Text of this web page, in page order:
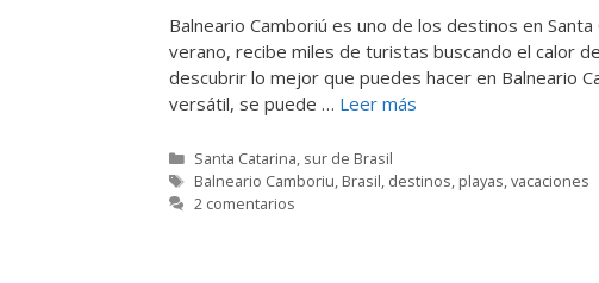
Balneario Camboriú es uno de los destinos en
verano, recibe miles de turistas buscando el calor
descubrir lo mejor que puedes hacer en Balneario
versátil, se puede … Leer más
Categorías
Santa Catarina sur de Brasil
Etiquetas
Balneario Camboriu Brasil destinos playas vacaciones
2 comentarios